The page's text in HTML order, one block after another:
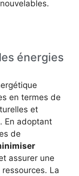
énergies
en termes de
et
En adoptant
de
assurer une
La